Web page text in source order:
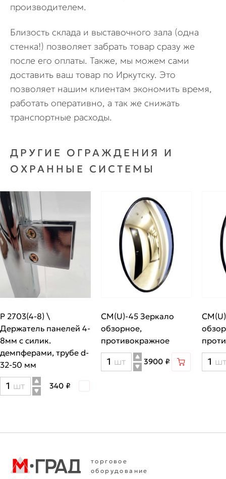
производителем.
Близость склада и выставочного зала (одна
стенка!) позволяет забрать товар сразу же
после его оплаты. Также, мы можем сами
доставить ваш товар по Иркутску. Это
позволяет нашим клиентам экономить время,
работать оперативно, а так же снижать
транспортные расходы.
ДРУГИЕ ОГРАЖДЕНИЯ И
ОХРАННЫЕ СИСТЕМЫ
P 2703(4-8) \
Держатель панелей 4-
8мм с силик.
демпферами, трубе d-
32-50 мм
Количество
товара
Держатель
шт 340 ₽
CM(U)-45 Зеркало
обзорное,
противокражное
Количество
товара
противокражное
шт 3900 ₽ шт
торговое
оборудование